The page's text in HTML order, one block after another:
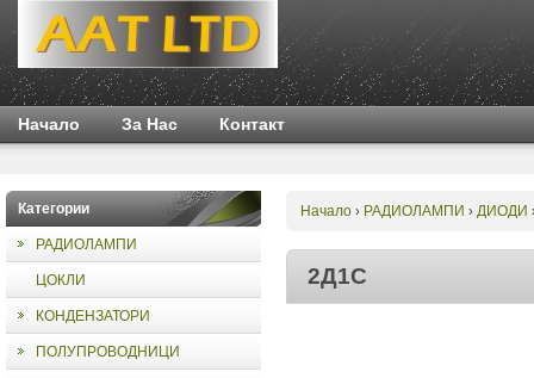
Начало За Нас Контакт
Категории
РАДИОЛАМПИ
ЦОКЛИ
КОНДЕНЗАТОРИ
ПОЛУПРОВОДНИЦИ
Начало› РАДИОЛАМПИ › ДИОДИ
2Д1С